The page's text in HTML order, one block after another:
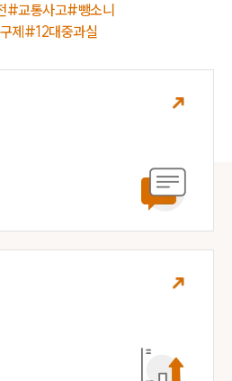
#교통사고#뺑소니
제 #12대중과실